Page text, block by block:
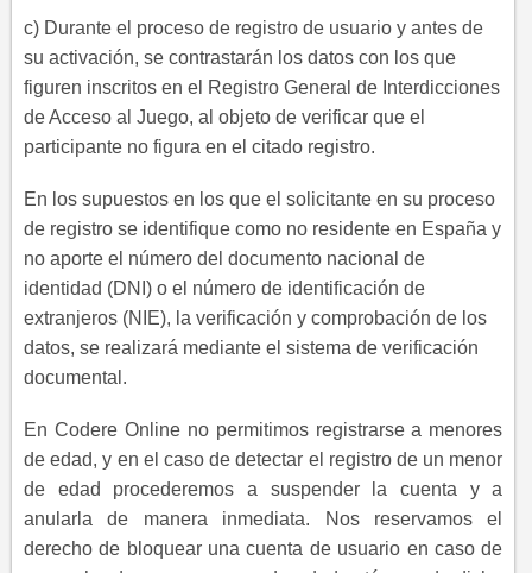
c) Durante el proceso de registro de usuario y antes de
su activación, se contrastarán los datos con los que
figuren inscritos en el Registro General de Interdicciones
de Acceso al Juego, al objeto de verificar que el
participante no figura en el citado registro.
En los supuestos en los que el solicitante en su proceso
de registro se identifique como no residente en España y
no aporte el número del documento nacional de
identidad (DNI) o el número de identificación de
extranjeros (NIE), la verificación y comprobación de los
datos, se realizará mediante el sistema de verificación
documental.
En Codere Online no permitimos registrarse a menores
de edad, y en el caso de detectar el registro de un menor
de edad procederemos a suspender la cuenta y a
anularla de manera inmediata. Nos reservamos el
derecho de bloquear una cuenta de usuario en caso de